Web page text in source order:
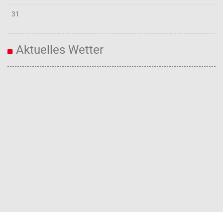
31
Aktuelles Wetter